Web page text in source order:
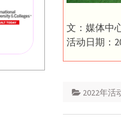
文：媒体中
活动日期：
2022年活